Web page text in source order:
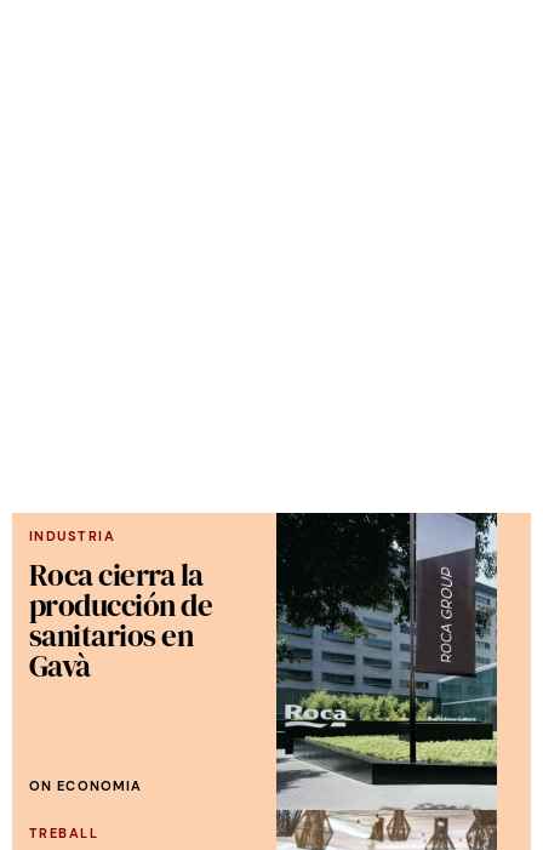
INDUSTRIA
Roca cierra la
producción de
sanitarios en
Gavà
ON ECONOMIA
TREBALL